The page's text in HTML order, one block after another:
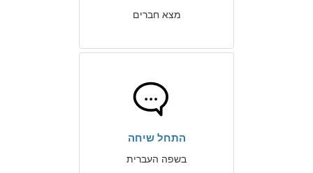
מצא חברים
התחל שיחה
בשפה העברית